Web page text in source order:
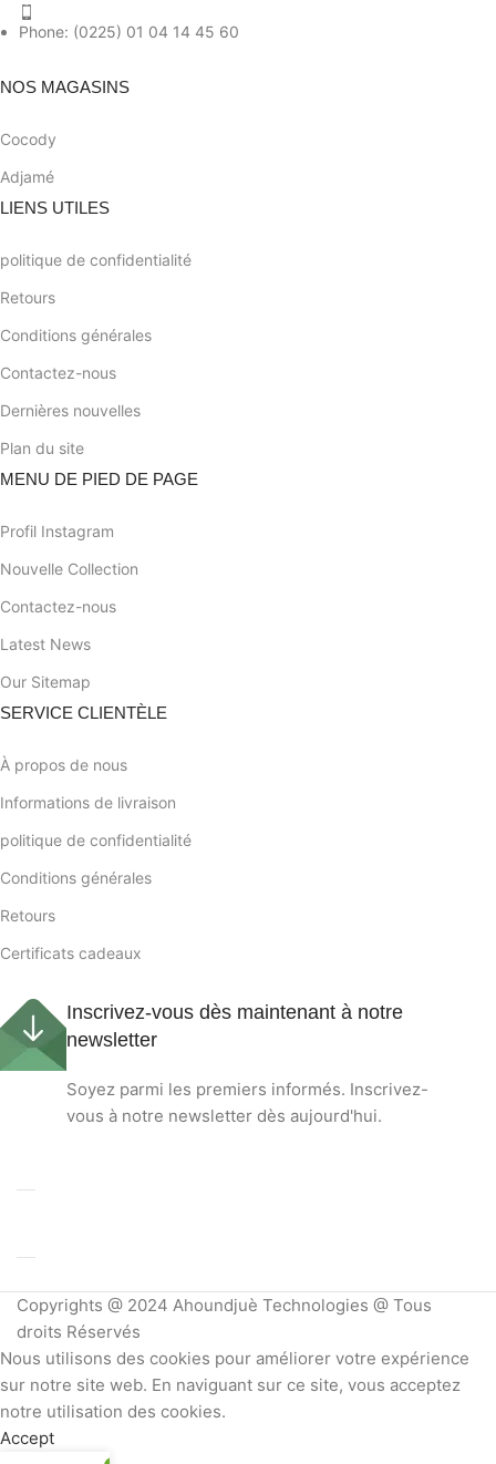
Phone: (0225) 01 04 14 45 60
NOS MAGASINS
Cocody
Adjamé
LIENS UTILES
politique de confidentialité
Retours
Conditions générales
Contactez-nous
Dernières nouvelles
Plan du site
MENU DE PIED DE PAGE
Profil Instagram
Nouvelle Collection
Contactez-nous
Latest News
Our Sitemap
SERVICE CLIENTÈLE
À propos de nous
Informations de livraison
politique de confidentialité
Conditions générales
Retours
Certificats cadeaux
Inscrivez-vous dès maintenant à notre
newsletter
Soyez parmi les premiers informés. Inscrivez-
vous à notre newsletter dès aujourd'hui.
Copyrights @ 2024 Ahoundjuè Technologies @ Tous
droits Réservés
Nous utilisons des cookies pour améliorer votre expérience
sur notre site web. En naviguant sur ce site, vous acceptez
notre utilisation des cookies.
Accept